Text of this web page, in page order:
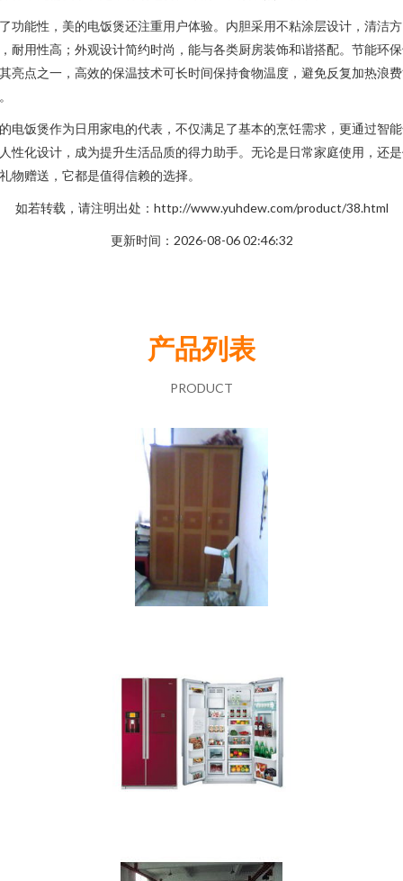
功能性，美的电饭煲还注重用户体验。内胆采用不粘涂层设计，清洁方
耐用性高；外观设计简约时尚，能与各类厨房装饰和谐搭配。节能环
亮点之一，高效的保温技术可长时间保持食物温度，避免反复加热浪
电饭煲作为日用家电的代表，不仅满足了基本的烹饪需求，更通过智
性化设计，成为提升生活品质的得力助手。无论是日常家庭使用，还
物赠送，它都是值得信赖的选择。
如若转载，请注明出处：http://www.yuhdew.com/product/38.html
更新时间：2026-08-06 02:46:32
产品列表
PRODUCT